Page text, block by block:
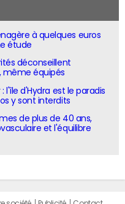
à quelques euros
étude
déconseillent
même équipés
l'île d'Hydra est le paradis
y sont interdits
de plus de 40 ans,
et l'équilibre